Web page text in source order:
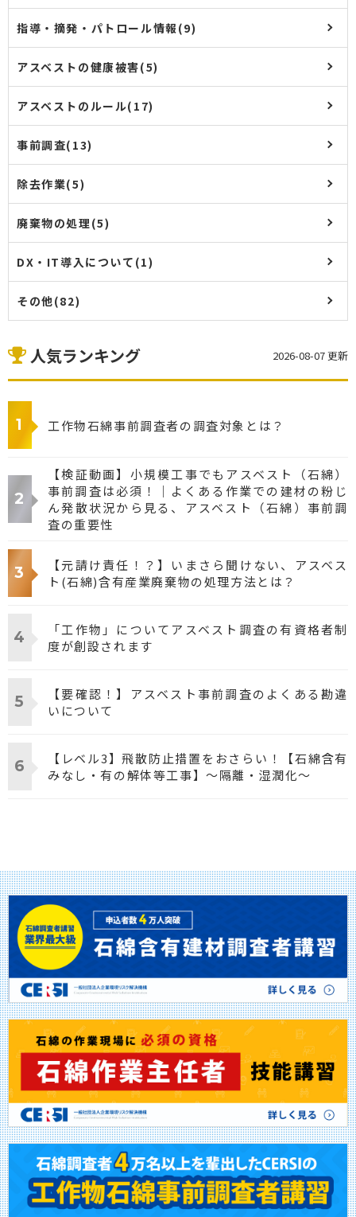
指導・摘発・パトロール情報(9)
アスベストの健康被害(5)
アスベストのルール(17)
事前調査(13)
除去作業(5)
廃棄物の処理(5)
DX・IT導入について(1)
その他(82)
人気ランキング 2026-08-07 更新
工作物石綿事前調査者の調査対象とは？
【検証動画】小規模工事でもアスベスト（石綿）
事前調査は必須！｜よくある作業での建材の粉じ
ん発散状況から見る、アスベスト（石綿）事前調
査の重要性
【元請け責任！？】いまさら聞けない、アスベス
ト(石綿)含有産業廃棄物の処理方法とは？
「工作物」についてアスベスト調査の有資格者制
度が創設されます
【要確認！】アスベスト事前調査のよくある勘違
いについて
【レベル3】飛散防止措置をおさらい！【石綿含有
みなし・有の解体等工事】～隔離・湿潤化～